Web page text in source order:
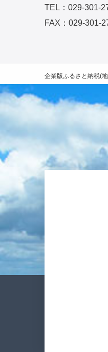
TEL：029-301-
FAX：029-301-
企業版ふるさと納税(